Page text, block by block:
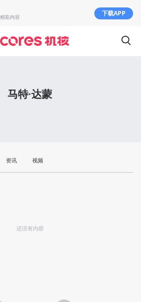
马特·达蒙
资讯 视频
还没有内容
彩内容 下载APP